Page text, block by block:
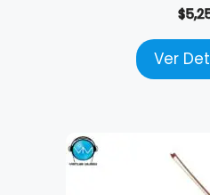
$
Ver